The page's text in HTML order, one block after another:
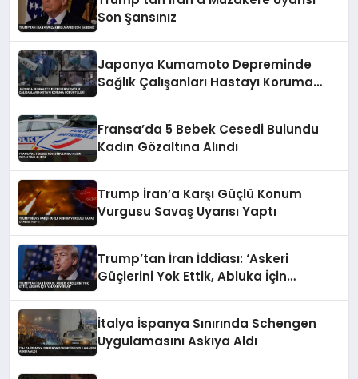
Son Şansınız
Japonya Kumamoto Depreminde
Sağlık Çalışanları Hastayı Koruma
Fransa’da 5 Bebek Cesedi Bulundu
Kadın Gözaltına Alındı
Trump İran’a Karşı Güçlü Konum
Vurgusu Savaş Uyarısı Yaptı
Trump’tan İran İddiası: ‘Askeri
Güçlerini Yok Ettik, Abluka İçin
İtalya İspanya Sınırında Schengen
Uygulamasını Askıya Aldı